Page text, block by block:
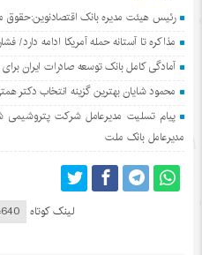
رئیس هیئت مدیره بانک
مذاکره تا آستانه حمله آمریکا ادامه دارد/
آمادگی کامل بانک توسعه صادرات ایران
محمود شایان بهترین گزینه انتخاب دکتر
پیام تسلیت مدیرعامل شرکت پتروشیمی
مدیرعامل بانک ملت
لینک کوتاه